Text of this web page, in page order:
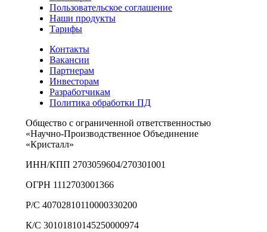
Пользовательское соглашение
Наши продукты
Тарифы
Контакты
Вакансии
Партнерам
Инвесторам
Разработчикам
Политика обработки ПД
Общество с ограниченной ответственностью
«Научно-Производственное Объединение
«Кристалл»
ИНН/КПП 2703059604/270301001
ОГРН 1112703001366
Р/С 40702810110000330200
К/С 30101810145250000974